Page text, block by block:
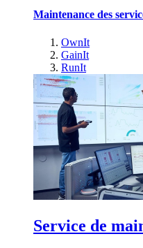
Maintenance des
OwnIt
GainIt
RunIt
Service de